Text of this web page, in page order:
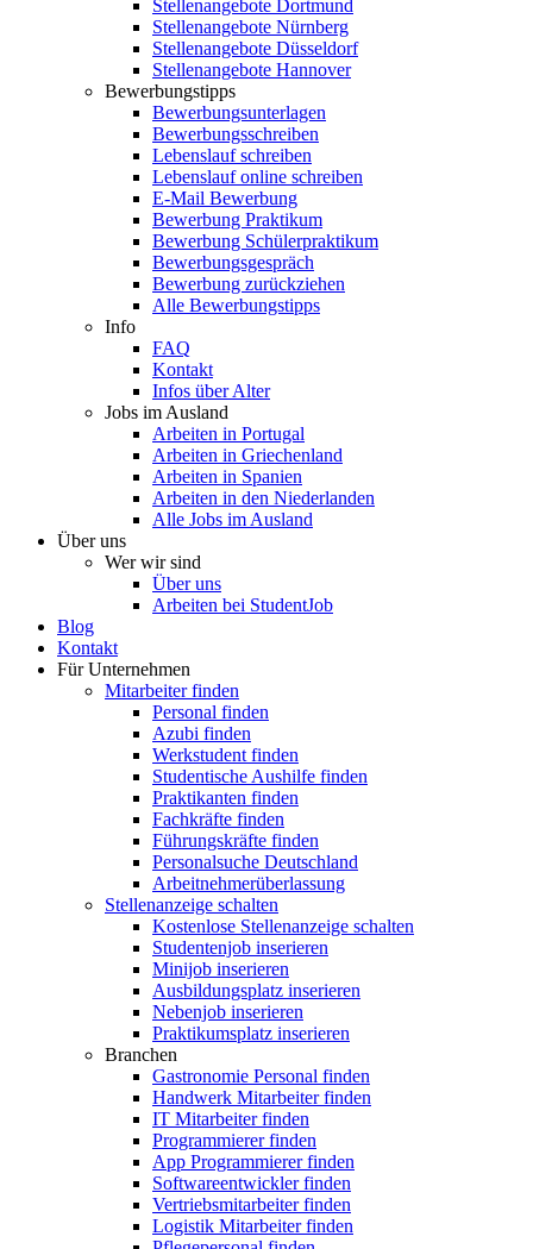
Stellenangebote Dortmund
Stellenangebote Nürnberg
Stellenangebote Düsseldorf
Stellenangebote Hannover
Bewerbungstipps
Bewerbungsunterlagen
Bewerbungsschreiben
Lebenslauf schreiben
Lebenslauf online schreiben
E-Mail Bewerbung
Bewerbung Praktikum
Bewerbung Schülerpraktikum
Bewerbungsgespräch
Bewerbung zurückziehen
Alle Bewerbungstipps
Info
FAQ
Kontakt
Infos über Alter
Jobs im Ausland
Arbeiten in Portugal
Arbeiten in Griechenland
Arbeiten in Spanien
Arbeiten in den Niederlanden
Alle Jobs im Ausland
Über uns
Wer wir sind
Über uns
Arbeiten bei StudentJob
Blog
Kontakt
Für Unternehmen
Mitarbeiter finden
Personal finden
Azubi finden
Werkstudent finden
Studentische Aushilfe finden
Praktikanten finden
Fachkräfte finden
Führungskräfte finden
Personalsuche Deutschland
Arbeitnehmerüberlassung
Stellenanzeige schalten
Kostenlose Stellenanzeige schalten
Studentenjob inserieren
Minijob inserieren
Ausbildungsplatz inserieren
Nebenjob inserieren
Praktikumsplatz inserieren
Branchen
Gastronomie Personal finden
Handwerk Mitarbeiter finden
IT Mitarbeiter finden
Programmierer finden
App Programmierer finden
Softwareentwickler finden
Vertriebsmitarbeiter finden
Logistik Mitarbeiter finden